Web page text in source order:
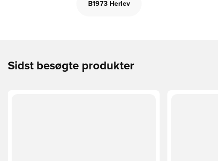
B1973 Herlev
Sidst besøgte produkter